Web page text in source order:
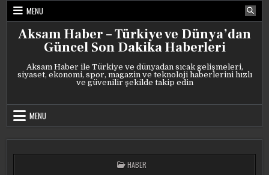
Skip
content
MENU
Aksam Haber – Türkiye ve Dünya’dan
Güncel Son Dakika Haberleri
Aksam Haber ile Türkiye ve dünyadan sıcak gelişmeleri,
siyaset, ekonomi, spor, magazin ve teknoloji haberlerini hızlı
ve güvenilir şekilde takip edin
MENU
POSTED
IN
HABER